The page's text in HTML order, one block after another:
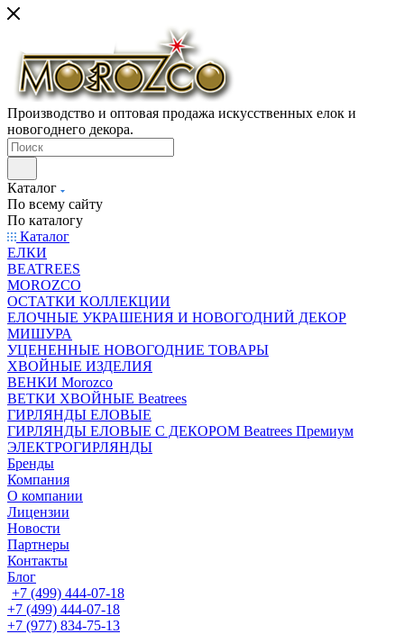
Производство и оптовая продажа искусственных елок и
новогоднего декора.
Каталог
По всему сайту
По каталогу
Каталог
ЕЛКИ
BEATREES
MOROZCO
ОСТАТКИ КОЛЛЕКЦИИ
ЕЛОЧНЫЕ УКРАШЕНИЯ И НОВОГОДНИЙ ДЕКОР
МИШУРА
УЦЕНЕННЫЕ НОВОГОДНИЕ ТОВАРЫ
ХВОЙНЫЕ ИЗДЕЛИЯ
ВЕНКИ Morozco
ВЕТКИ ХВОЙНЫЕ Beatrees
ГИРЛЯНДЫ ЕЛОВЫЕ
ГИРЛЯНДЫ ЕЛОВЫЕ С ДЕКОРОМ Beatrees Премиум
ЭЛЕКТРОГИРЛЯНДЫ
Бренды
Компания
О компании
Лицензии
Новости
Партнеры
Контакты
Блог
+7 (499) 444-07-18
+7 (499) 444-07-18
+7 (977) 834-75-13